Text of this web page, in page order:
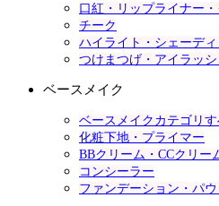
口紅・リップライナー・
チーク
ハイライト・シェーデ
つけまつげ・アイラッシ
ベースメイク
ベースメイクカテゴリす
化粧下地・プライマー
BBクリーム・CCクリー
コンシーラー
ファンデーション・パウ